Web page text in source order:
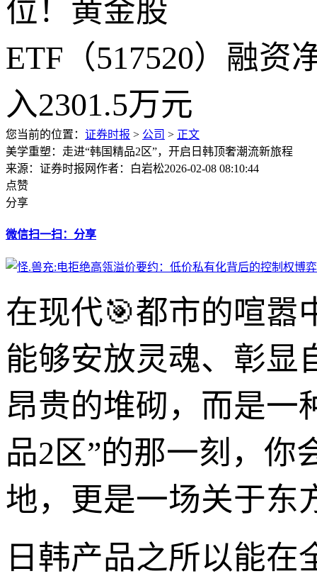
您当前的位置： 证券时报 > 公司 > 正文
美学重塑：走进“韩国精品2区”，开启日韩顶奢潮流新旅程
来源：证券时报网作者：白岩松2026-02-08 08:10:44
点赞
分享
微信扫一扫：分享
在现代🎯都市的喧嚣
能够安放灵魂、彰显
昂贵的堆砌，而是一
品2区”的那一刻，你
地，更是一场关于东
日韩产品之所以能